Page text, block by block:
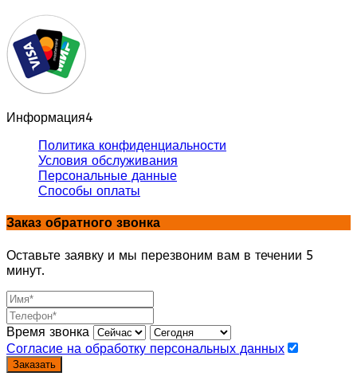
Информация4
Политика конфиденциальности
Условия обслуживания
Персональные данные
Способы оплаты
Заказ обратного звонка
Оставьте заявку и мы перезвоним вам в течении 5
минут.
Время звонка
Согласие на обработку персональных данных
Заказать